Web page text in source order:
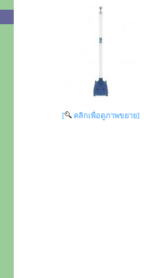
[ คลิกเพื่อดูภาพขยาย]